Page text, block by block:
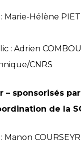
Marie-Hélène
: Adrien
CNRS
– sponsorisés
de la